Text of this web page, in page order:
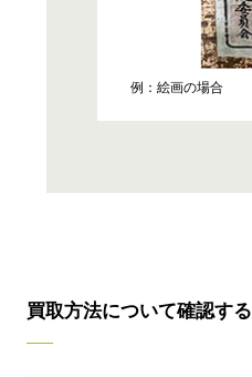
例：絵画の場合
買取方法について確認する